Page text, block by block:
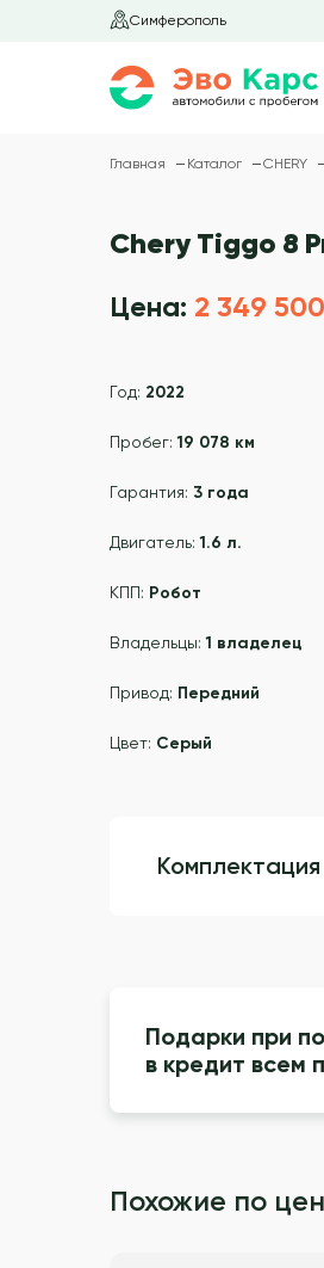
Симферополь
Главная Каталог CHERY
Chery Tiggo 8
Цена: 2 349
Год: 2022
Пробег:19 078 км
Гарантия: 3 года
Двигатель:1.6 л.
КПП: Робот
Владельцы:1 владелец
Привод: Передний
Цвет: Серый
Подарки при
в кредит всем
Похожие по